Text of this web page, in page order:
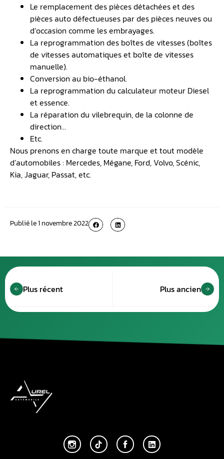
Le remplacement des pièces détachées et des
pièces auto défectueuses par des pièces neuves ou
d’occasion comme les embrayages.
La reprogrammation des boîtes de vitesses (boîtes
de vitesses automatiques et boîte de vitesses
manuelle).
Conversion au bio-éthanol.
La reprogrammation du calculateur moteur Diesel
et essence.
La réparation du vilebrequin, de la colonne de
direction…
Etc.
Nous prenons en charge toute marque et tout modèle
d’automobiles : Mercedes, Mégane, Ford, Volvo, Scénic,
Kia, Jaguar, Passat, etc.
Publié le1 novembre 2022
Plus récent Plus ancien